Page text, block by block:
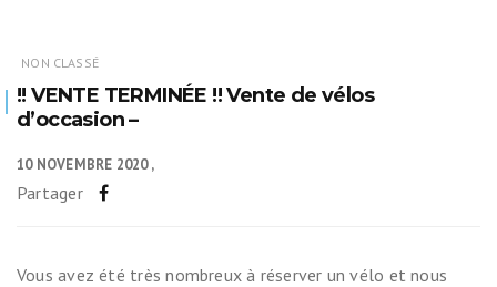
NON CLASSÉ
!! VENTE TERMINÉE !! Vente de vélos
d’occasion –
10 NOVEMBRE 2020
Partager
Vous avez été très nombreux à réserver un vélo et nous